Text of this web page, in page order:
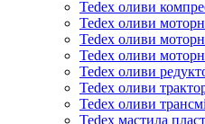
Tedex оливи
Tedex оливи
Tedex оливи
Tedex оливи
Tedex оливи
Tedex оливи
Tedex оливи
Tedex мастила